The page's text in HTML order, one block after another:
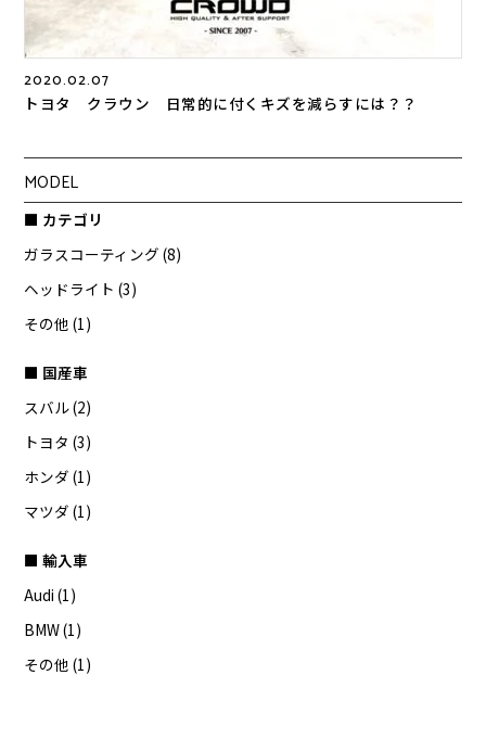
2020.02.07
トヨタ クラウン 日常的に付くキズを減らすには？？
MODEL
■ カテゴリ
ガラスコーティング (8)
ヘッドライト (3)
その他 (1)
■ 国産車
スバル (2)
トヨタ (3)
ホンダ (1)
マツダ (1)
■ 輸入車
Audi (1)
BMW (1)
その他 (1)